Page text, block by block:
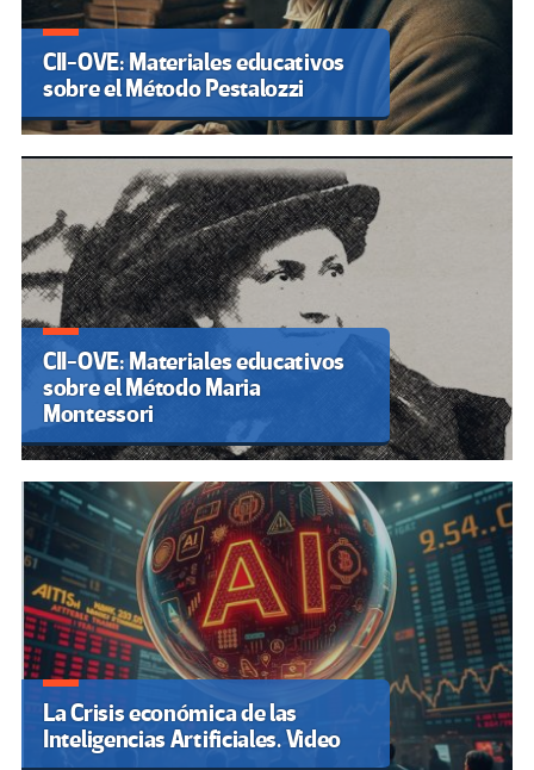
CII-OVE: Materiales educativos
sobre el Método Pestalozzi
CII-OVE: Materiales educativos
sobre el Método Maria
Montessori
La Crisis económica de las
Inteligencias Artificiales. Video